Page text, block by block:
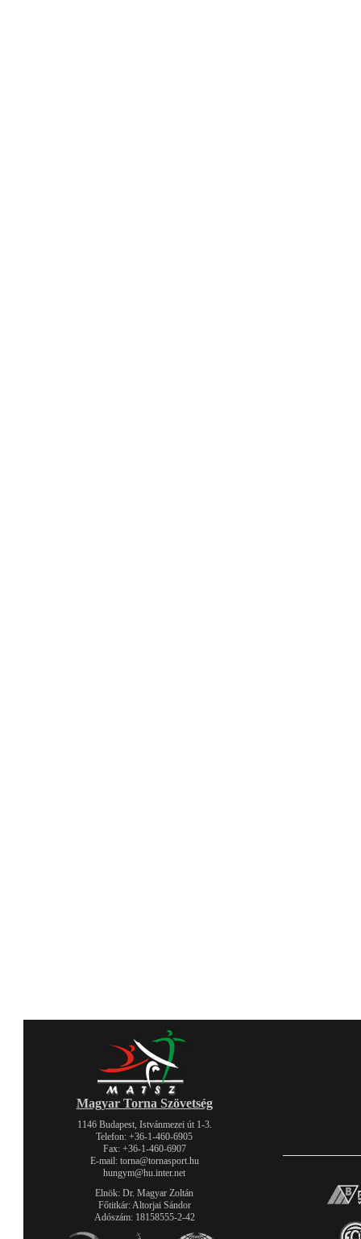
Magyar Torna Szövetség
1146 Budapest, Istvánmezei út 1-3.
Telefon: +36-1-460-6905
Fax: +36-1-460-6907
E-mail: torna@tornasport.hu
hungym@hu.inter.net
Elnök: Dr. Magyar Zoltán
Főtitkár: Altorjai Sándor
Adószám: 18158555-2-42